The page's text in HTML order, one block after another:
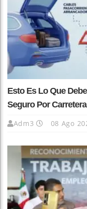
Esto Es Lo Que
Seguro Por Carretera
Adm3 08 Ago